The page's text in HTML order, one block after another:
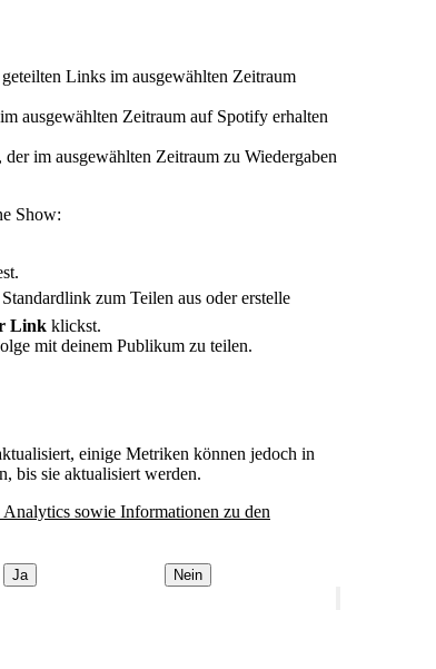
Links im ausgewählten Zeitraum
ausgewählten Zeitraum auf Spotify erhalten
im ausgewählten Zeitraum zu Wiedergaben
Show:
zum Teilen aus oder erstelle
Link klickst.
mit deinem Publikum zu teilen.
einige Metriken können jedoch in
bis sie aktualisiert werden.
sowie Informationen zu den
Ja Nein